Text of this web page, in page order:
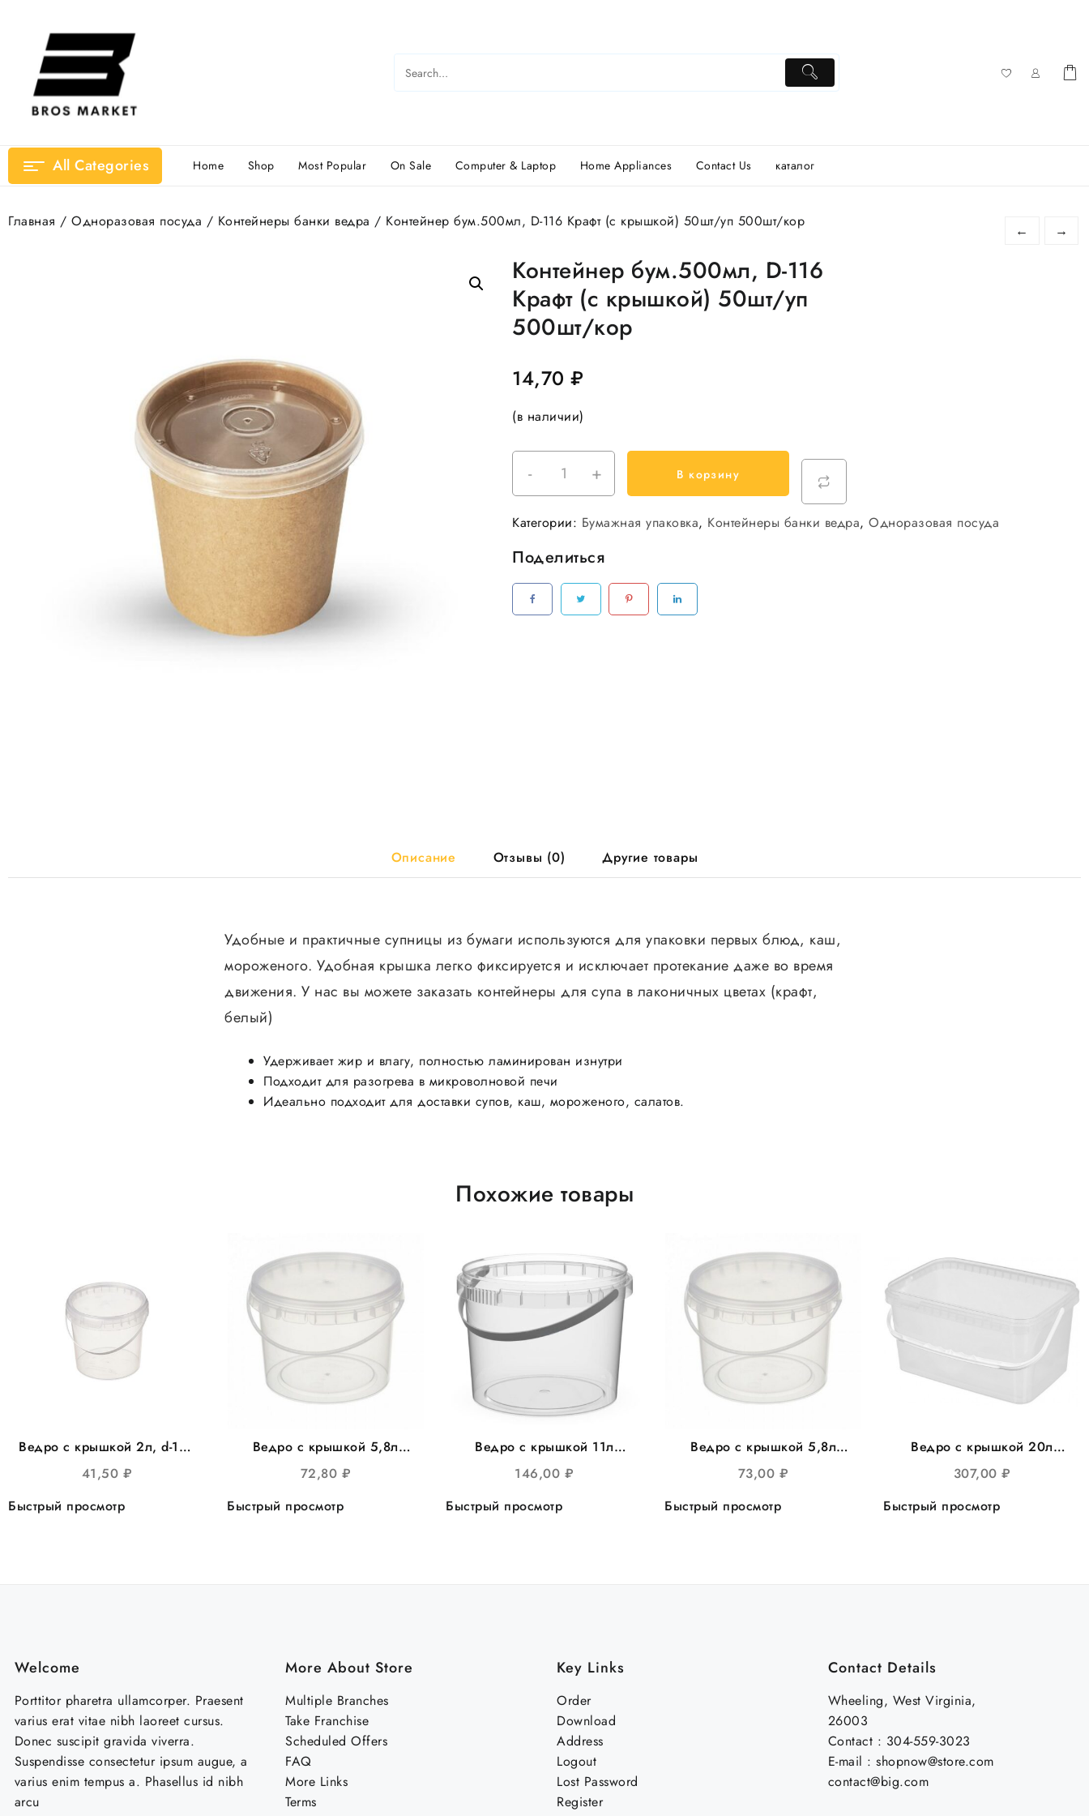
содержимому
All Categories Home Shop Most Popular On Sale Computer & Laptop Home Appliances Contact Us каталог
Главная / Одноразовая посуда / Контейнеры банки ведра / Контейнер бум.500мл, D-116 Крафт (с крышкой) 50шт/уп 500шт/кор
← →
Контейнер бум.500мл, D-116
Крафт (с крышкой) 50шт/уп
500шт/кор
14,70₽
(в наличии)
-
Количество
товара
Контейнер
бум.500мл,
D-
Крафт
(с
+ В корзину
Категории: Бумажная упаковка, Контейнеры банки ведра,Одноразовая посуда
Поделиться
Описание Отзывы (0) Другие товары
Удобные и практичные супницы из бумаги используются для упаковки первых блюд, каш,
мороженого. Удобная крышка легко фиксируется и исключает протекание даже во время
движения. У нас вы можете заказать контейнеры для супа в лаконичных цветах (крафт,
белый)
Удерживает жир и влагу, полностью ламинирован изнутри
Подходит для разогрева в микроволновой печи
Идеально подходит для доставки супов, каш, мороженого, салатов.
Похожие товары
Ведро с крышкой 2л, d-170
круглое 138шт/уп
41,50 ₽
Быстрый просмотр
Ведро с крышкой 5,8л
круглое d=230мм, с пласт.
ручкой 35шт/уп
72,80 ₽
Быстрый просмотр
Ведро с крышкой 11л
круглое прозрачное,
d=300, 20шт/уп
146,00 ₽
Быстрый просмотр
Ведро с крышкой 5,8л
круглое d=220мм, с
металл.ручкой 25шт/уп
73,00 ₽
Быстрый просмотр
Ведро с крышкой 20л
прямоугольное прозрачное
15шт/уп
307,00₽
Быстрый просмотр
Welcome
Porttitor pharetra ullamcorper. Praesent
varius erat vitae nibh laoreet cursus.
Donec suscipit gravida viverra.
Suspendisse consectetur ipsum augue, a
varius enim tempus a. Phasellus id nibh
arcu
More About Store
Multiple Branches
Take Franchise
Scheduled Offers
FAQ
More Links
Terms
Key Links
Order
Download
Address
Logout
Lost Password
Register
Contact Details
Wheeling, West Virginia,
26003
Contact : 304-559-3023
E-mail : shopnow@store.com
contact@big.com